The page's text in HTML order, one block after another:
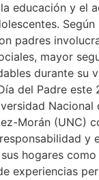
educación y el
Según
padres
mayor
durante su
del Padre este
Nacional
Morán (UNC)
y
hogares
experiencias